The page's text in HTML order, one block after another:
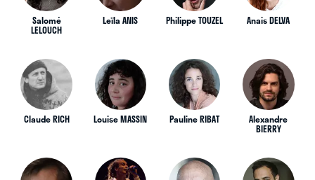
Salomé
LELOUCH
Leïla ANIS Philippe TOUZEL Anais DELVA
Claude RICH Louise MASSIN Pauline RIBAT Alexandre
BIERRY